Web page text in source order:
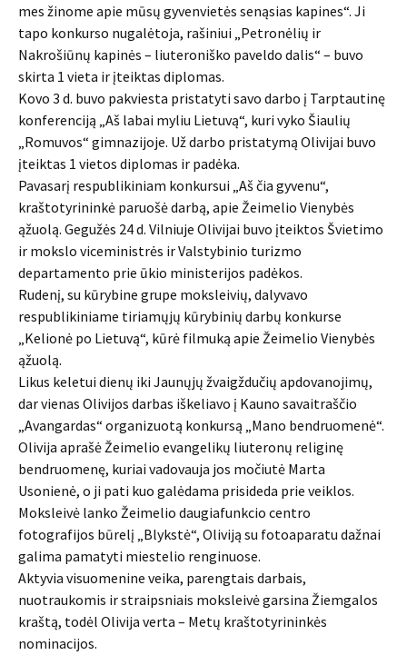
mes žinome apie mūsų gyvenvietės senąsias kapines“. Ji
tapo konkurso nugalėtoja, rašiniui „Petronėlių ir
Nakrošiūnų kapinės – liuteroniško paveldo dalis“ – buvo
skirta 1 vieta ir įteiktas diplomas.
Kovo 3 d. buvo pakviesta pristatyti savo darbo į Tarptautinę
konferenciją „Aš labai myliu Lietuvą“, kuri vyko Šiaulių
„Romuvos“ gimnazijoje. Už darbo pristatymą Olivijai buvo
įteiktas 1 vietos diplomas ir padėka.
Pavasarį respublikiniam konkursui „Aš čia gyvenu“,
kraštotyrininkė paruošė darbą, apie Žeimelio Vienybės
ąžuolą. Gegužės 24 d. Vilniuje Olivijai buvo įteiktos Švietimo
ir mokslo viceministrės ir Valstybinio turizmo
departamento prie ūkio ministerijos padėkos.
Rudenį, su kūrybine grupe moksleivių, dalyvavo
respublikiniame tiriamųjų kūrybinių darbų konkurse
„Kelionė po Lietuvą“, kūrė filmuką apie Žeimelio Vienybės
ąžuolą.
Likus keletui dienų iki Jaunųjų žvaigždučių apdovanojimų,
dar vienas Olivijos darbas iškeliavo į Kauno savaitraščio
„Avangardas“ organizuotą konkursą „Mano bendruomenė“.
Olivija aprašė Žeimelio evangelikų liuteronų religinę
bendruomenę, kuriai vadovauja jos močiutė Marta
Usonienė, o ji pati kuo galėdama prisideda prie veiklos.
Moksleivė lanko Žeimelio daugiafunkcio centro
fotografijos būrelį „Blykstė“, Oliviją su fotoaparatu dažnai
galima pamatyti miestelio renginuose.
Aktyvia visuomenine veika, parengtais darbais,
nuotraukomis ir straipsniais moksleivė garsina Žiemgalos
kraštą, todėl Olivija verta – Metų kraštotyrininkės
nominacijos.